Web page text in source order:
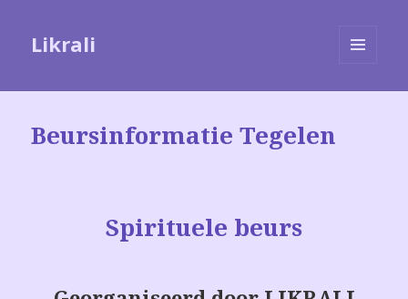
Likrali
Beursinformatie Tegelen
Spirituele beurs